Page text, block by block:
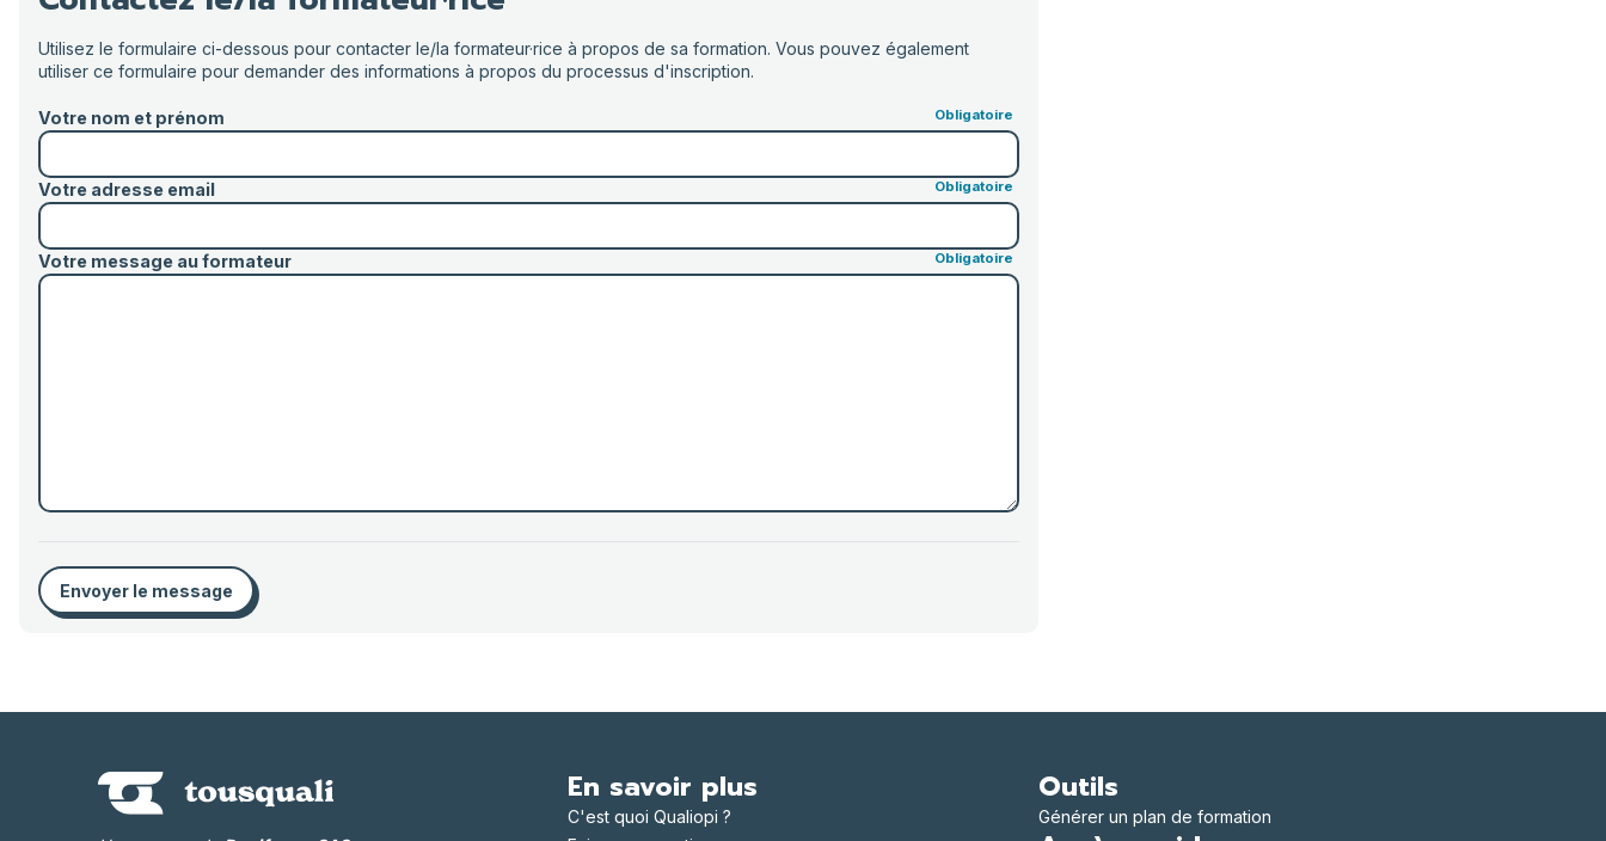
Utilisez le formulaire ci-dessous pour contacter le/la formateur·rice à propos de sa formation. Vous pouvez également
utiliser ce formulaire pour demander des informations à propos du processus d'inscription.
Votre nom et prénom
Votre adresse email
Votre message au formateur
Envoyer le message
En savoir plus
C'est quoi Qualiopi ?
Outils
Générer un plan de formation